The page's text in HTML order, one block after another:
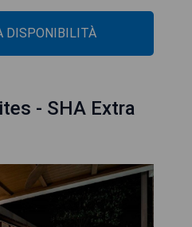
DISPONIBILITÀ
- SHA Extra